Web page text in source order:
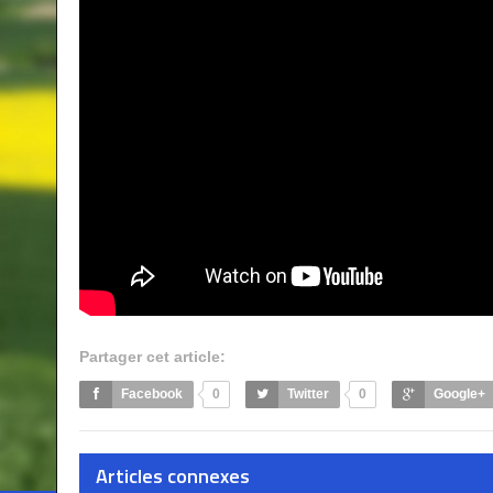
Partager cet article:
Facebook 0 Twitter 0 Google+
Articles connexes